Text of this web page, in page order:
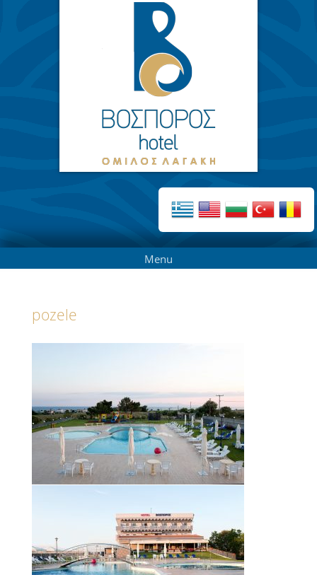
Menu
pozele